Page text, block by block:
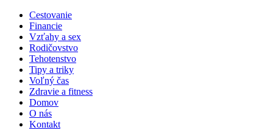
Cestovanie
Financie
Vzťahy a sex
Rodičovstvo
Tehotenstvo
Tipy a triky
Voľný čas
Zdravie a fitness
Domov
O nás
Kontakt